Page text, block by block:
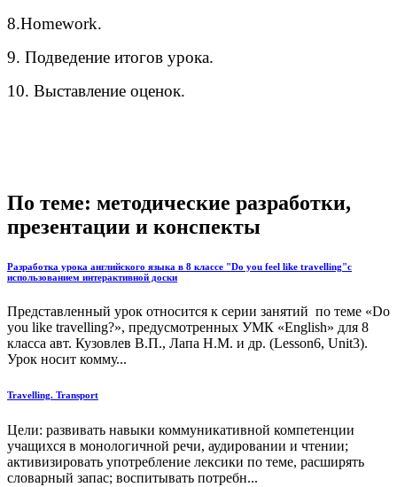
8.Homework.
9. Подведение итогов урока.
10. Выставление оценок.
По теме: методические разработки,
презентации и конспекты
Разработка урока английского языка в 8 классе "Do you feel like travelling"с
использованием интерактивной доски
Представленный урок относится к серии занятий по теме «Do
you like travelling?», предусмотренных УМК «English» для 8
класса авт. Кузовлев В.П., Лапа Н.М. и др. (Lesson6, Unit3).
Урок носит комму...
Travelling. Transport
Цели: развивать навыки коммуникативной компетенции
учащихся в монологичной речи, аудировании и чтении;
активизировать употребление лексики по теме, расширять
словарный запас; воспитывать потребн...